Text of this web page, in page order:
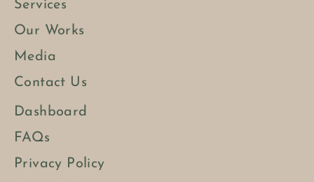
Services
Our Works
Media
Contact Us
Dashboard
FAQs
Privacy Policy